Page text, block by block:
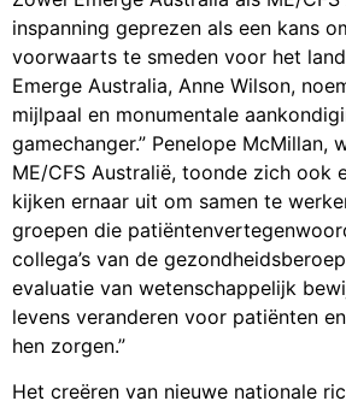
evaluatie van wetenschappelijk
levens veranderen voor patiënten
hen zorgen.”
Het creëren van nieuwe nationale
GET/CGT-benadering laten varen,
enige tegenwind te maken krijgen.
is lange tijd een broeinest geweest
psycho-gedragsmatige interventies.
Afgelopen april publiceerde het
herziene versievan het Handbook of
Interventions (HANDI) waarin
activiteit” werd aanbevolen voor
“CVS/ME” noemde. Vermoedelijk